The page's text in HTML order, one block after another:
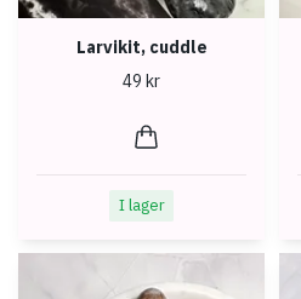
Larvikit, cuddle
49 kr
I lager